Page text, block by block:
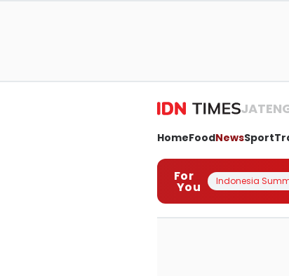
HomeFoodNewsSport
For
You Indonesia